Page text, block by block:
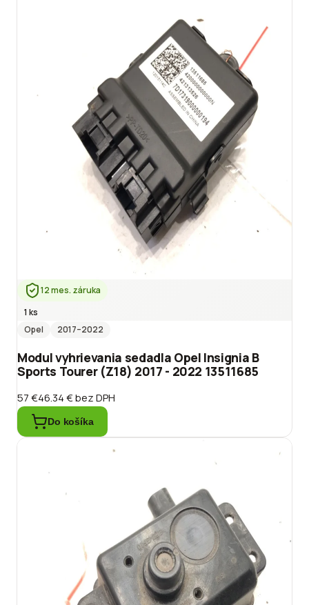
12 mes. záruka
1 ks
Opel
2017–2022
Modul vyhrievania sedadla Opel Insignia B
Sports Tourer (Z18) 2017 - 2022 13511685
57 €46.34 €bez DPH
Do košíka